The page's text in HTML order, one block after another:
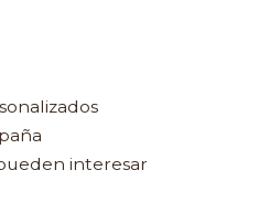
interesar